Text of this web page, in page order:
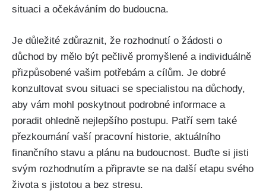
situaci a očekáváním do budoucna.
Je důležité zdůraznit, že rozhodnutí o žádosti o
důchod by mělo být pečlivě promyšlené a individuálně
přizpůsobené vašim potřebám a cílům. Je dobré
konzultovat svou situaci se specialistou na důchody,
aby vám mohl poskytnout podrobné informace a
poradit ohledně nejlepšího postupu. Patří sem také
přezkoumání vaší pracovní historie, aktuálního
finančního stavu a plánu na budoucnost. Buďte si jisti
svým rozhodnutím a připravte se na další etapu svého
života s jistotou a bez stresu.